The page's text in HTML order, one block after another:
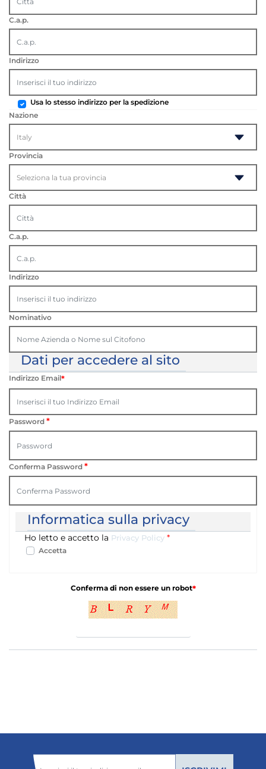
C.a.p.
Indirizzo
Usa lo stesso indirizzo per la spedizione
Nazione
Provincia
Città
C.a.p.
Indirizzo
Nominativo
Dati per accedere al sito
Indirizzo Email*
Password *
Conferma Password *
Informatica sulla privacy
Ho letto e accetto la Privacy Policy *
Accetta
Conferma di non essere un robot*